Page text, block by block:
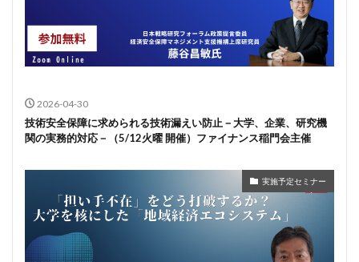
2026-04-30
技術安全保障に求められる技術漏えい防止－大学、企業、研究機
関の実務的対応－（5/12火曜 開催）ファイナンス稲門会主催
実施予定セミナー